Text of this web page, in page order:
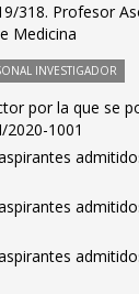
318. Profesor
Medicina
INVESTIGADOR
por la que se
1001